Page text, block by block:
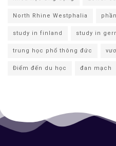
North Rhine Westphalia
study in finland study in
trung học phổ thông đức
Điểm đến du học đan mạch